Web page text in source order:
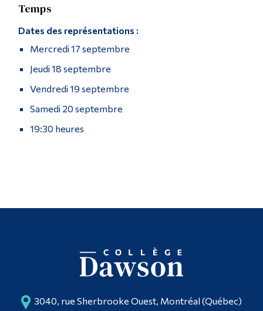
Temps
Dates des représentations :
Mercredi 17 septembre
Jeudi 18 septembre
Vendredi 19 septembre
Samedi 20 septembre
19:30 heures
3040, rue Sherbrooke Ouest, Montréal (Québec)